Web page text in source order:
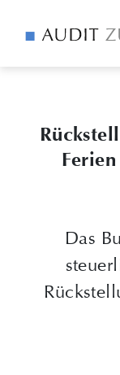
Das